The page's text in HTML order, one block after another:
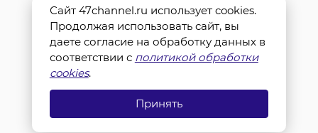
Сайт 47channel.ru использует cookies.
Продолжая использовать сайт, вы
даете согласие на обработку данных в
соответствии с политикой обработки
cookies.
Принять